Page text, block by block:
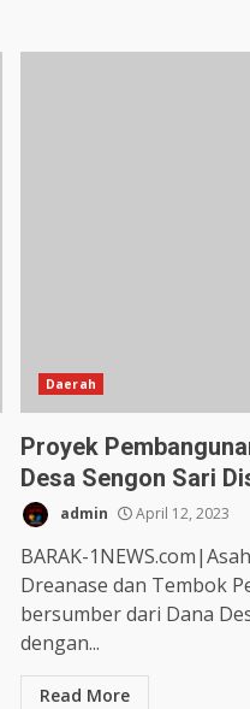
Daerah
Proyek
Desa Sengon Sari
admin April 12, 2023
BARAK-
Dreanase dan Tembok
bersumber dari Dana
dengan...
Read More